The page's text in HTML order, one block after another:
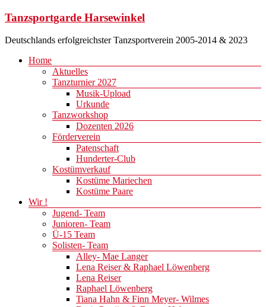
Zum
springen
Tanzsportgarde Harsewinkel
Deutschlands erfolgreichster Tanzsportverein 2005-2014 & 2023
Menü
Home
Aktuelles
Tanzturnier 2027
Musik-Upload
Urkunde
Tanzworkshop
Dozenten 2026
Förderverein
Patenschaft
Hunderter-Club
Kostümverkauf
Kostüme Mariechen
Kostüme Paare
Wir !
Jugend- Team
Junioren- Team
Ü-15 Team
Solisten- Team
Alley- Mae Langer
Lena Reiser & Raphael Löwenberg
Lena Reiser
Raphael Löwenberg
Tiana Hahn & Finn Meyer- Wilmes